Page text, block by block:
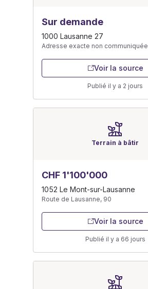
Sur demande
1000 Lausanne 27
Adresse exacte non communiquée
Voir la source
Publié il y a 2 jours
Terrain à bâtir
CHF 1'100'000
1052 Le Mont-sur-Lausanne
Route de Lausanne, 90
Voir la source
Publié il y a 66 jours